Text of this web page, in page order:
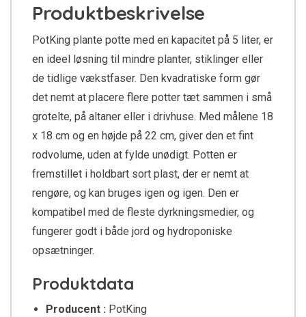
Produktbeskrivelse
PotKing plante potte med en kapacitet på 5 liter, er
en ideel løsning til mindre planter, stiklinger eller
de tidlige vækstfaser. Den kvadratiske form gør
det nemt at placere flere potter tæt sammen i små
grotelte, på altaner eller i drivhuse. Med målene 18
x 18 cm og en højde på 22 cm, giver den et fint
rodvolume, uden at fylde unødigt. Potten er
fremstillet i holdbart sort plast, der er nemt at
rengøre, og kan bruges igen og igen. Den er
kompatibel med de fleste dyrkningsmedier, og
fungerer godt i både jord og hydroponiske
opsætninger.
Produktdata
Producent : PotKing